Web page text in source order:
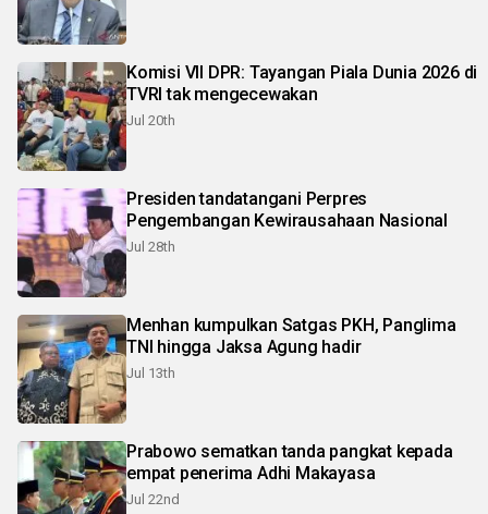
Komisi VII DPR: Tayangan Piala Dunia 2026 di
TVRI tak mengecewakan
Jul 20th
Presiden tandatangani Perpres
Pengembangan Kewirausahaan Nasional
Jul 28th
Menhan kumpulkan Satgas PKH, Panglima
TNI hingga Jaksa Agung hadir
Jul 13th
Prabowo sematkan tanda pangkat kepada
empat penerima Adhi Makayasa
Jul 22nd